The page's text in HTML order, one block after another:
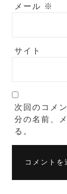
メール ※
サイト
次回のコメ
分の名前、
る。